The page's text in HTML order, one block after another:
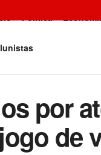
por
de